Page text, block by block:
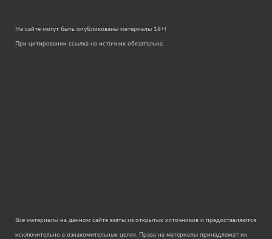
На сайте могут быть опубликованы материалы 18+!
При цитировании ссылка на источник обязательна.
Все материалы на данном сайте взяты из открытых источников и предоставляются
исключительно в ознакомительных целях. Права на материалы принадлежат их